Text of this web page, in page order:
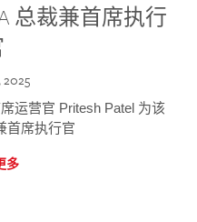
总裁兼首席执行
2025
运营官 Pritesh Patel 为该
首席执行官
多